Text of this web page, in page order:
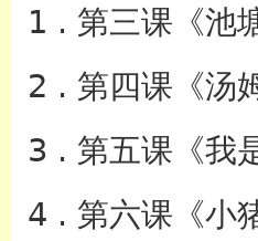
1 . 第三课《池
2 . 第四课《汤
3 . 第五课《我
4 . 第六课《小